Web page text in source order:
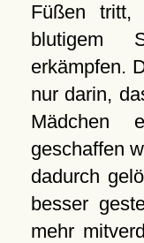
Füßen tritt,
blutigem
erkämpfen.
nur darin,
Mädchen
geschaffen
dadurch
besser
mehr